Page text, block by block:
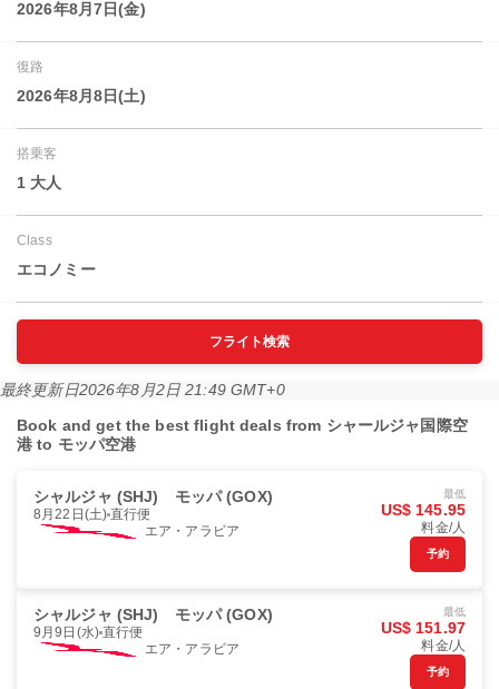
2026年8月7日(金)
復路
2026年8月8日(土)
搭乗客
1 大人
Class
エコノミー
フライト検索
最終更新日2026年8月2日 21:49 GMT+0
Book and get the best flight deals from シャールジャ国際空
港 to モッパ空港
シャルジャ (SHJ) モッパ (GOX)
8月22日(土) 直行便
エア・アラビア
最低
US$ 145.95
料金/人
予約
シャルジャ (SHJ) モッパ (GOX)
9月9日(水) 直行便
エア・アラビア
最低
US$ 151.97
料金/人
予約